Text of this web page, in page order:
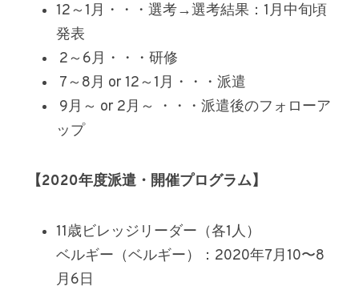
12～1月・・・選考→選考結果：1月中旬頃
発表
2～6月・・・研修
7～8月 or 12～1月・・・派遣
9月～ or 2月～ ・・・派遣後のフォローア
ップ
【2020年度派遣・開催プログラム】
11歳ビレッジリーダー（各1人）
ベルギー（ベルギー）：2020年7月10〜8
月6日